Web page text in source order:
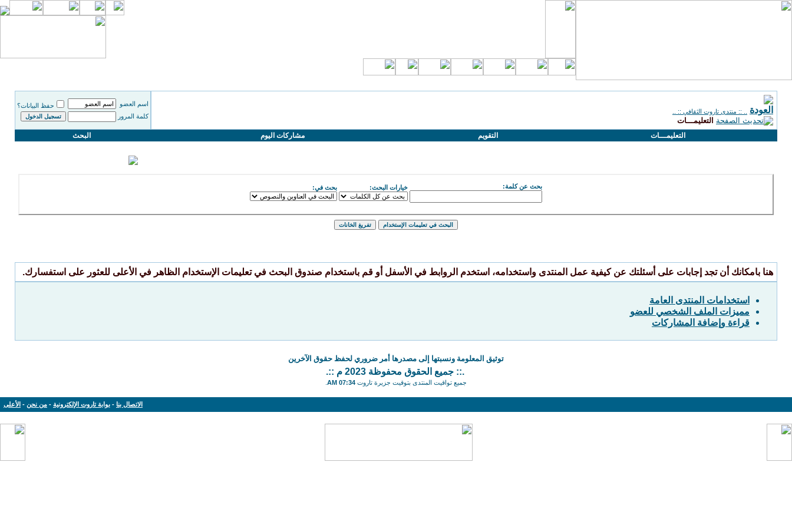
.. :: منتدى تاروت الثقافي :: ..
التعليمـــات
اسم العضو
حفظ البيانات؟
كلمة المرور
التعليمـــات التقويم مشاركات اليوم البحث
بحث عن كلمة: خيارات البحث: بحث في:
هنا بامكانك أن تجد إجابات على أسئلتك عن كيفية عمل المنتدى واستخدامه، استخدم الروابط في الأسفل أو قم باستخدام صندوق البحث في تعليمات الإستخدام الظاهر في الأعلى للعثور على استفسارك.
استخدامات المنتدى العامة
مميزات الملف الشخصي للعضو
قراءة وإضافة المشاركات
توثيق المعلومة ونسبتها إلى مصدرها أمر ضروري لحفظ حقوق الآخرين
.:: جميع الحقوق محفوظة 2023 م ::.
جميع تواقيت المنتدى بتوقيت جزيرة تاروت 07:34 AM
الاتصال بنا - بوابة تاروت الإلكترونية - من نحن - الأعلى